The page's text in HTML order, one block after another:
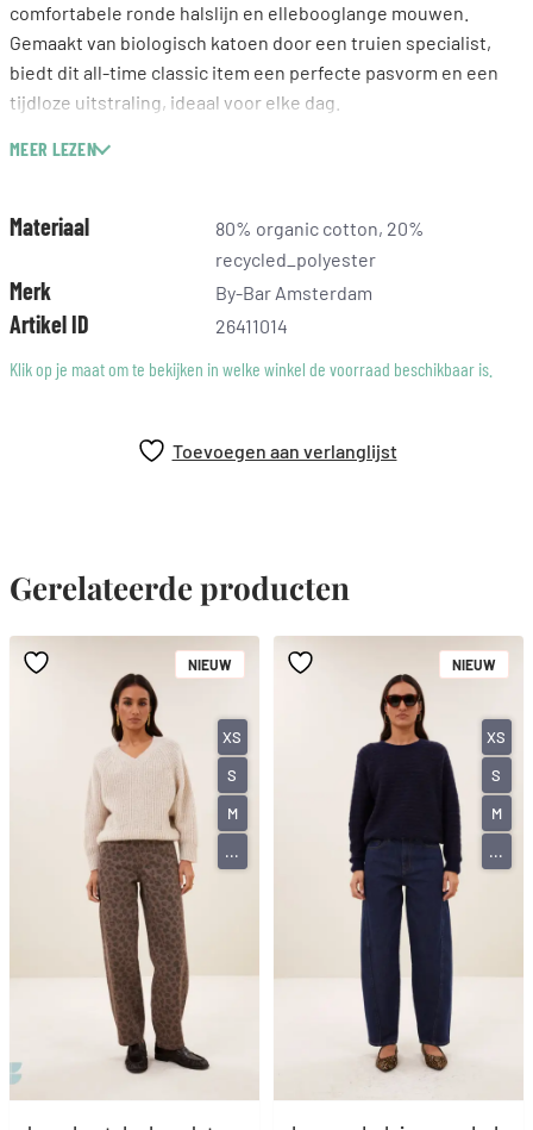
comfortabele ronde halslijn en ellebooglange mouwen.
Gemaakt van biologisch katoen door een truien specialist,
biedt dit all-time classic item een perfecte pasvorm en een
tijdloze uitstraling, ideaal voor elke dag.
fit: oversized
MEER LEZEN
Materiaal
80% organic cotton, 20%
recycled_polyester
Merk By-Bar Amsterdam
Artikel ID
26411014
Klik op je maat om te bekijken in welke winkel de voorraad beschikbaar is.
Toevoegen aan verlanglijst
Gerelateerde producten
NIEUW
XS
S
M
...
NIEUW
XS
S
M
...